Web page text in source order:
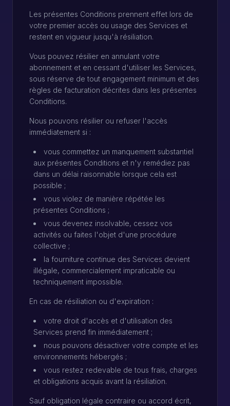
Les présentes Conditions prennent effet lors de
votre premier accès ou usage des Services et
restent en vigueur jusqu'à résiliation.
Vous pouvez résilier en annulant votre
abonnement et en cessant d'utiliser les Services,
sous réserve de tout engagement minimum et des
règles de facturation décrites dans les présentes
Conditions.
Nous pouvons résilier ou refuser l'accès
immédiatement si :
vous commettez un manquement substantiel
aux présentes Conditions et n'y remédiez pas
dans un délai raisonnable lorsque cela est
possible ;
vous violez de manière répétée les
présentes Conditions ;
vous devenez insolvable, cessez vos
activités ou faites l'objet d'une procédure
collective ;
la fourniture continue des Services devient
illégale, commercialement impraticable ou
techniquement impossible.
En cas de résiliation ou d'expiration :
votre droit d'accès et d'utilisation des
Services prend fin immédiatement ;
nous pouvons désactiver votre compte et les
environnements hébergés ;
vous restez redevable de tous frais, charges
et obligations acquis avant la résiliation.
Sauf obligation légale contraire ou accord écrit,